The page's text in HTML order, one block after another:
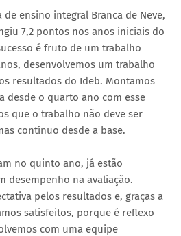
de ensino integral Branca de Neve,
7,2 pontos nos anos iniciais do
é fruto de um trabalho
desenvolvemos um trabalho
resultados do Ideb. Montamos
desde o quarto ano com esse
que o trabalho não deve ser
contínuo desde a base.
no quinto ano, já estão
desempenho na avaliação.
pelos resultados e, graças a
satisfeitos, porque é reflexo
com uma equipe